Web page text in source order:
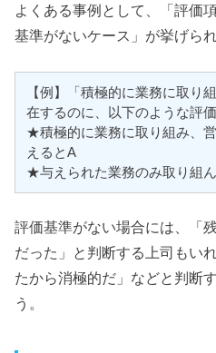
よくある事例として、「評価
基準がないケース」が挙げられ
【例】「積極的に業務に取り
在するのに、以下のような評
★積極的に業務に取り組み、
えるとA
★与えられた業務のみ取り組
評価基準がない場合には、「
だった」と判断する上司もい
たから消極的だ」などと判断
う。